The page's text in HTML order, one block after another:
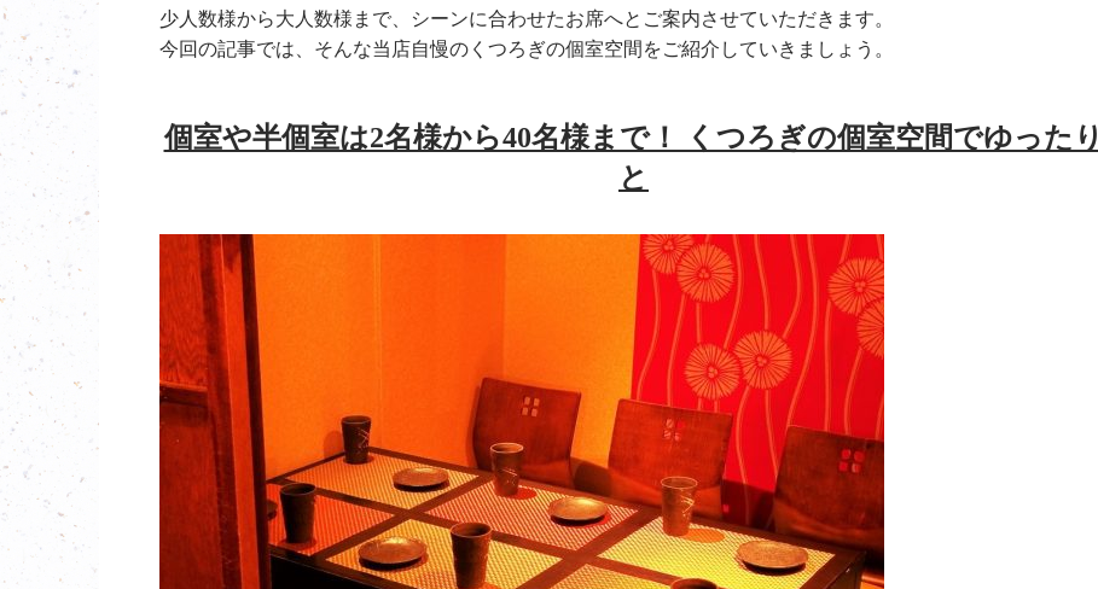
少人数様から大人数様まで、シーンに合わせたお席へとご案内させていただきます。
今回の記事では、そんな当店自慢のくつろぎの個室空間をご紹介していきましょう。
個室や半個室は2名様から40名様まで！ くつろぎの個室空間でゆったり
と